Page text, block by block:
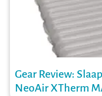
Gear Review:
NeoAir XTherm